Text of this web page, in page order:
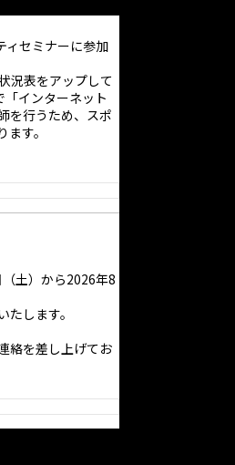
ィセミナーに参加
況表をアップして
インターネット
を行うため、スポ
す。
土）から2026年8
します。
絡を差し上げてお